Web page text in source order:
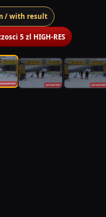
/ with result
5 zl HIGH-RES